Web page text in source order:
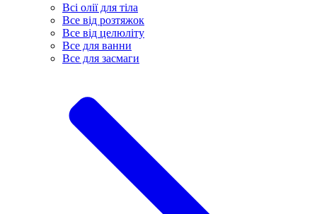
Всі олії для тіла
Все від розтяжок
Все від целюліту
Все для ванни
Все для засмаги